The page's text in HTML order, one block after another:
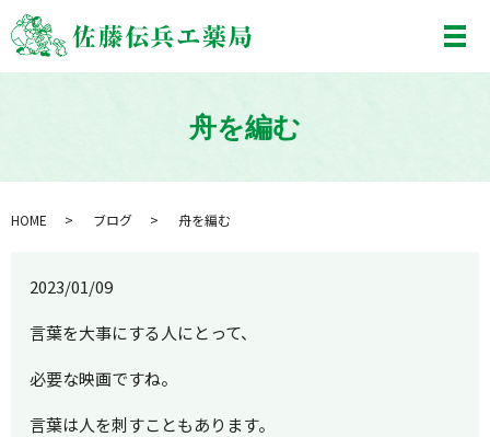
メ
舟を編む
HOME ブログ 舟を編む
2023/01/09
言葉を大事にする人にとって、
必要な映画ですね。
言葉は人を刺すこともあります。